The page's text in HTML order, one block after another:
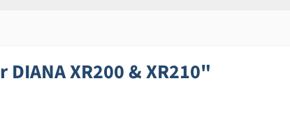
XR200 & XR210"